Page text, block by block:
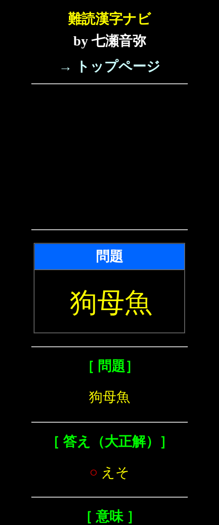
難読漢字ナビ
by 七瀬音弥
→ トップページ
問題
狗母魚
［ 問題］
狗母魚
［ 答え（大正解）］
○ えそ
［ 意味 ］